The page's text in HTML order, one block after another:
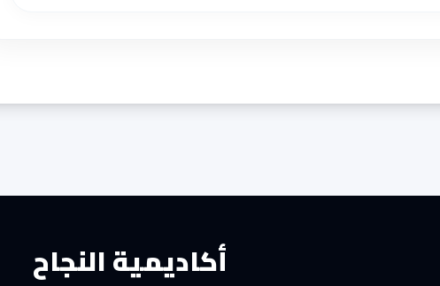
أكاديمية النجاح